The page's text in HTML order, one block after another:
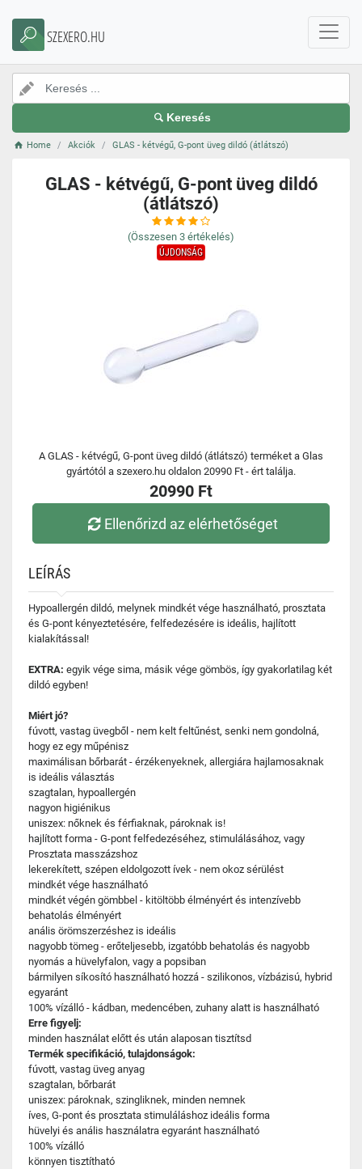
SZEXERO.HU
Keresés
Home Akciók GLAS - kétvégű, G-pont üveg dildó (átlátszó)
GLAS - kétvégű, G-pont üveg dildó
(átlátszó)
(Összesen 3 értékelés)
ÚJDONSÁG
A GLAS - kétvégű, G-pont üveg dildó (átlátszó) terméket a Glas
gyártótól a szexero.hu oldalon 20990 Ft - ért találja.
20990 Ft
Ellenőrizd az elérhetőséget
LEÍRÁS
Hypoallergén dildó, melynek mindkét vége használható, prosztata
és G-pont kényeztetésére, felfedezésére is ideális, hajlított
kialakítással!
EXTRA: egyik vége sima, másik vége gömbös, így gyakorlatilag két
dildó egyben!
Miért jó?
fúvott, vastag üvegből - nem kelt feltűnést, senki nem gondolná,
hogy ez egy műpénisz
maximálisan bőrbarát - érzékenyeknek, allergiára hajlamosaknak
is ideális választás
szagtalan, hypoallergén
nagyon higiénikus
uniszex: nőknek és férfiaknak, pároknak is!
hajlított forma - G-pont felfedezéséhez, stimulálásához, vagy
Prosztata masszázshoz
lekerekített, szépen eldolgozott ívek - nem okoz sérülést
mindkét vége használható
mindkét végén gömbbel - kitöltöbb élményért és intenzívebb
behatolás élményért
anális örömszerzéshez is ideális
nagyobb tömeg - erőteljesebb, izgatóbb behatolás és nagyobb
nyomás a hüvelyfalon, vagy a popsiban
bármilyen síkosító használható hozzá - szilikonos, vízbázisú, hybrid
egyaránt
100% vízálló - kádban, medencében, zuhany alatt is használható
Erre figyelj:
minden használat előtt és után alaposan tisztítsd
Termék specifikáció, tulajdonságok:
fúvott, vastag üveg anyag
szagtalan, bőrbarát
uniszex: pároknak, szingliknek, minden nemnek
íves, G-pont és prosztata stimuláláshoz ideális forma
hüvelyi és anális használatra egyaránt használható
100% vízálló
könnyen tisztítható